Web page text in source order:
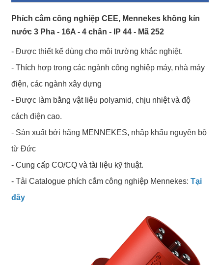
Phích cắm công nghiệp CEE, Mennekes không kín
nước 3 Pha - 16A - 4 chân - IP 44 - Mã 252
- Được thiết kế dùng cho môi trường khắc nghiệt.
- Thích hợp trong các ngành công nghiệp máy, nhà máy
điện, các ngành xây dựng
- Được làm bằng vật liệu polyamid, chịu nhiệt và độ
cách điện cao.
- Sản xuất bởi hãng MENNEKES, nhập khẩu nguyên bộ
từ Đức
- Cung cấp CO/CQ và tài liệu kỹ thuật.
- Tải Catalogue phích cắm công nghiệp Mennekes: Tại
đây